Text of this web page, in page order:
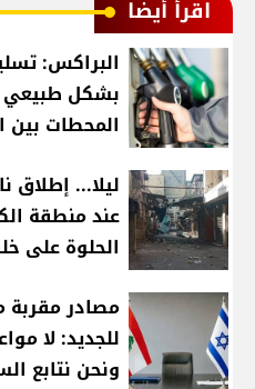
اقرأ أيضا
البراكس:
بشكل طبيعي
المحطات بين
ليلا... إطلاق
عند منطقة
الحلوة على
مصادر مقربة
للجديد: لا
ونحن نتابع